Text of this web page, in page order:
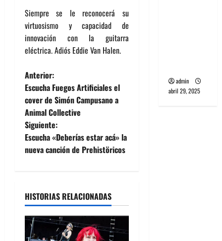
Siempre se le reconocerá su
virtuosismo y capacidad de
innovación con la guitarra
eléctrica. Adiós Eddie Van Halen.
N
a
v
e
c
i
Anterior:
Escucha Fuegos Artificiales el
cover de Simón Campusano a
Animal Collective
Siguiente:
Escucha «Deberías estar acá» la
nueva canción de Prehistöricos
HISTORIAS RELACIONADAS
admin
abril 29, 2025